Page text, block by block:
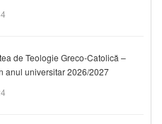
de Teologie Greco-Catolică –
anul universitar 2026/2027